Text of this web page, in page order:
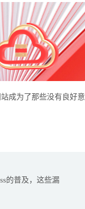
成为了那些没有良好意
的普及，这些漏